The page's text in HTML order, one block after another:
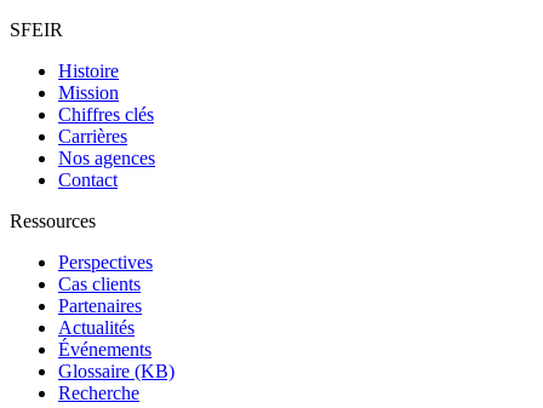
SFEIR
Histoire
Mission
Chiffres clés
Carrières
Nos agences
Contact
Ressources
Perspectives
Cas clients
Partenaires
Actualités
Événements
Glossaire (KB)
Recherche